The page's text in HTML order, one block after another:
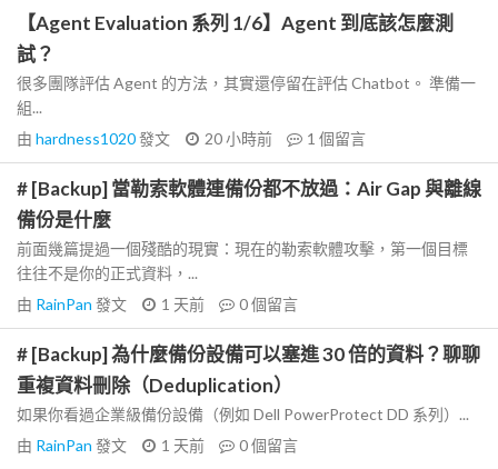
【Agent Evaluation 系列 1/6】Agent 到底該怎麼測
試？
很多團隊評估 Agent 的方法，其實還停留在評估 Chatbot。 準備一
組...
由 hardness1020發文 20 小時前 1 個留言
# [Backup] 當勒索軟體連備份都不放過：Air Gap 與離線
備份是什麼
前面幾篇提過一個殘酷的現實：現在的勒索軟體攻擊，第一個目標
往往不是你的正式資料，...
由 RainPan 發文 1 天前 0個留言
# [Backup] 為什麼備份設備可以塞進 30 倍的資料？聊聊
重複資料刪除（Deduplication）
如果你看過企業級備份設備（例如 Dell PowerProtect DD 系列）...
由 RainPan 發文 1 天前 0個留言